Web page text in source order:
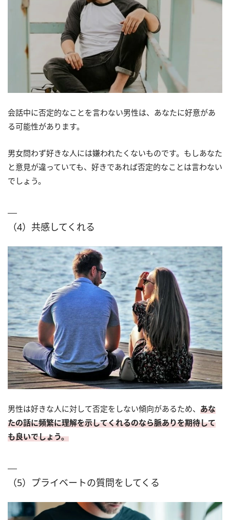
会話中に否定的なことを言わない男性は、あなたに好意があ
る可能性があります。
男女問わず好きな人には嫌われたくないものです。もしあなた
と意見が違っていても、好きであれば否定的なことは言わない
でしょう。
（4）共感してくれる
男性は好きな人に対して否定をしない傾向があるため、 あな
たの話に頻繁に理解を示してくれるのなら脈ありを期待して
も良いでしょう。
（5）プライベートの質問をしてくる